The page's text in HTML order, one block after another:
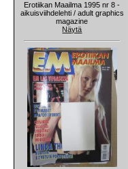
Erotiikan Maailma 1995 nr 8 -
aikuisviihdelehti / adult graphics
magazine
Näytä